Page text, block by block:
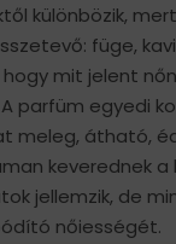
különbözik,
füge,
mit jelent
parfüm egyedi
meleg, átható,
keverednek
jellemzik, de
nőiességét.